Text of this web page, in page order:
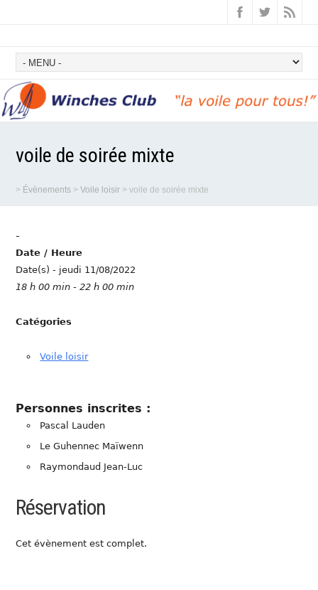
voile de soirée mixte
> Évènements >Voile loisir >voile de soirée mixte
-
Date / Heure
Date(s) - jeudi 11/08/2022
18 h 00 min - 22 h 00 min
Catégories
Voile loisir
Personnes inscrites :
Pascal Lauden
Le Guhennec Maïwenn
Raymondaud Jean-Luc
Réservation
Cet évènement est complet.